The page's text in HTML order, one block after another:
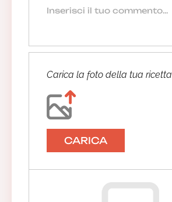
Carica la foto della tua ricetta
CARICA